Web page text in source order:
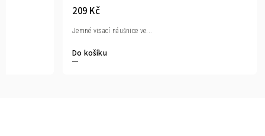
209 Kč
Do košíku
Jemné visací náušnice ve...